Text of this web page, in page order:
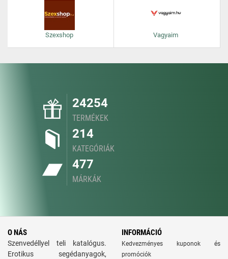
Szexshop Vagyaim
24254
TERMÉKEK
214
KATEGÓRIÁK
477
MÁRKÁK
O NÁS
Szenvedéllyel teli katalógus.
Erotikus segédanyagok,
INFORMÁCIÓ
Kedvezményes kuponok és
promóciók